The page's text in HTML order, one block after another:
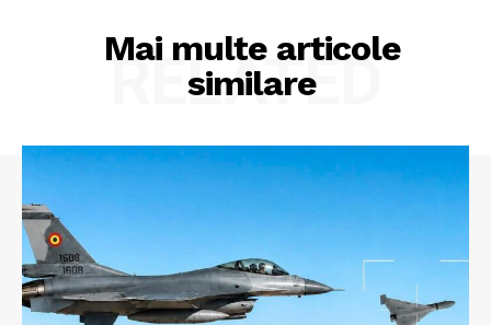
Mai multe articole
similare
RELATED